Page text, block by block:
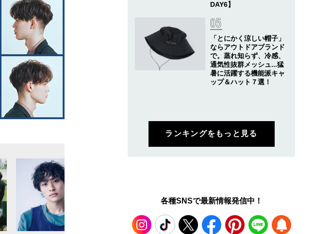
DAY6】
「とにかく涼しい帽子」
ならアウトドアブランド
で。蒸れ知らず、冷感、
通気性抜群メッシュ...猛
暑に活躍する機能派キャ
ップ＆ハット７選！
ランキングをもっと見る
各種SNSで最新情報発信中！